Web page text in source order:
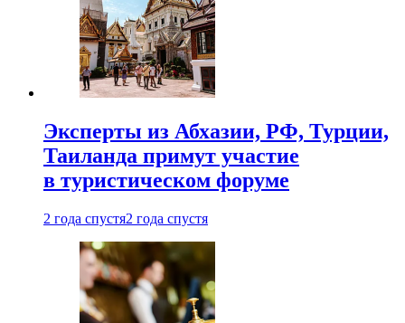
Эксперты из Абхазии, РФ, Турции,
Таиланда примут участие
в туристическом форуме
2 года спустя2 года спустя